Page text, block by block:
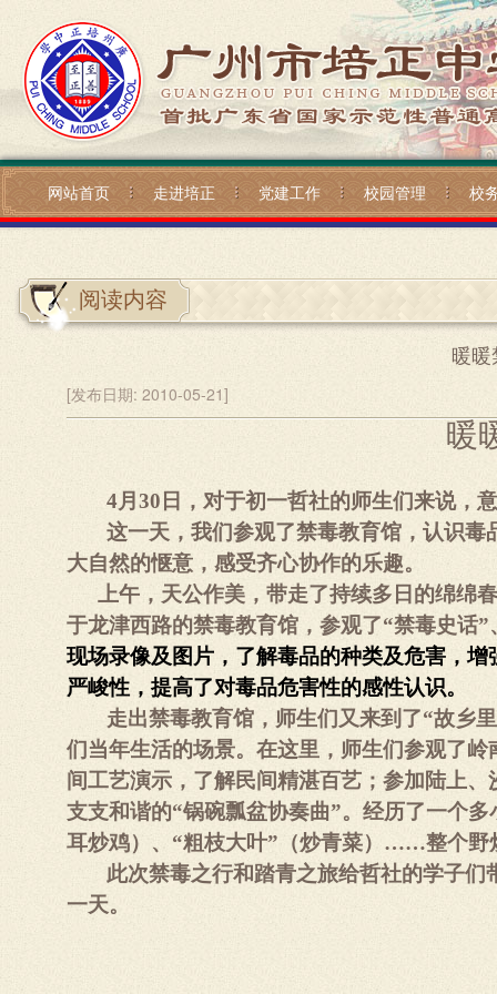
网站首页 走进培正 党建工作 校园管理 校
阅读内容
暖暖
[发布日期: 2010-05-21]
暖
4月 30 日 ，对于初一哲社的师生们来说，
这一天，我们参观了禁毒教育馆，认识
大自然的惬意，感受齐心协作的乐趣。
上午，天公作美，带走了持续多日的绵绵
于龙津西路的禁毒教育馆，参观了“禁毒史话
现场录像及图片，了解毒品的种类及危害，
严峻性，提高了对毒品危害性的感性认识。
走出禁毒教育馆，师生们又来到了“故乡
们当年生活的场景。在这里，师生们参观了
间工艺演示，了解民间精湛百艺；参加陆上
支支和谐的“锅碗瓢盆协奏曲”。经历了一个
耳炒鸡）、“粗枝大叶”（炒青菜）……整个野
此次禁毒之行和踏青之旅给哲社的学子
一天。